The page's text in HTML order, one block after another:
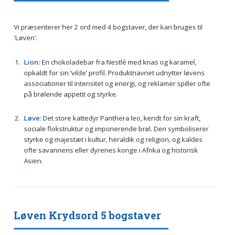
Vi præsenterer her 2 ord med 4 bogstaver, der kan bruges til
'Løven'.
Lion: En chokoladebar fra Nestlé med knas og karamel,
opkaldt for sin ‘vilde’ profil. Produktnavnet udnytter løvens
associationer til intensitet og energi, og reklamer spiller ofte
på brølende appetit og styrke.
Løve: Det store kattedyr Panthera leo, kendt for sin kraft,
sociale flokstruktur og imponerende brøl. Den symboliserer
styrke og majestæt i kultur, heraldik og religion, og kaldes
ofte savannens eller dyrenes konge i Afrika og historisk
Asien.
Løven Krydsord 5 bogstaver